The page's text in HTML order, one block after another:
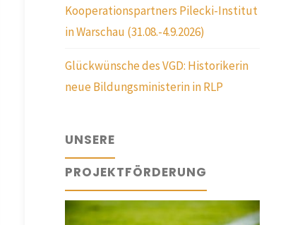
Kooperationspartners Pilecki-Institut
in Warschau (31.08.-4.9.2026)
Glückwünsche des VGD: Historikerin
neue Bildungsministerin in RLP
UNSERE
PROJEKTFÖRDERUNG